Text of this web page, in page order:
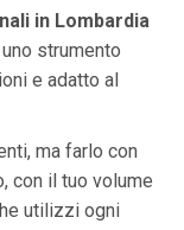
in Lombardia
strumento
e adatto al
ma farlo con
con il tuo volume
utilizzi ogni